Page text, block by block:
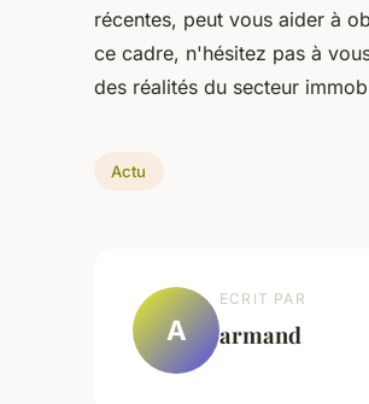
récentes, peut vous aider à
ce cadre, n'hésitez pas à
des réalités du secteur
Actu
A
ECRIT PAR
armand